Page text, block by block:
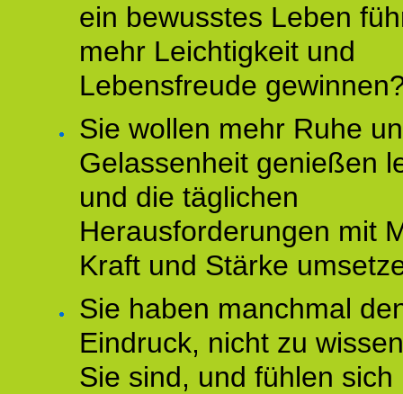
ein bewusstes Leben
mehr Leichtigkeit und
Lebensfreude
Sie wollen mehr Ruhe
Gelassenheit genießen
und die täglichen
Herausforderungen mit
Kraft und Stärke
Sie haben manchmal
Eindruck, nicht zu
Sie sind, und fühlen sich